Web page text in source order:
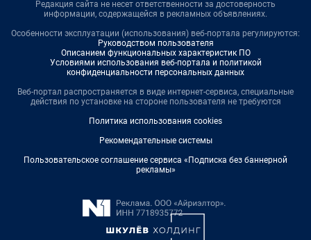
Редакция сайта не несет ответственности за достоверность
информации, содержащейся в рекламных объявлениях.
Особенности эксплуатации (использования) веб-портала регулируются:
Руководством пользователя
Описанием функциональных характеристик ПО
Условиями использования веб-портала и политикой
конфиденциальности персональных данных
Веб-портал распространяется в виде интернет-сервиса, специальные
действия по установке на стороне пользователя не требуются
Политика использования cookies
Рекомендательные системы
Пользовательское соглашение сервиса «Подписка без баннерной
рекламы»